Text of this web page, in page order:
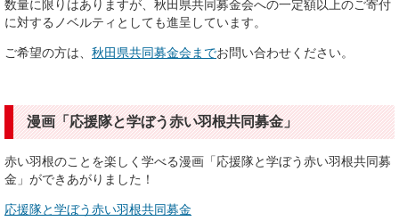
数量に限りはありますが、秋田県共同募金会への一定額以上のご寄付
に対するノベルティとしても進呈しています。
ご希望の方は、 秋田県共同募金会までお問い合わせください。
漫画「応援隊と学ぼう赤い羽根共同募金」
赤い羽根のことを楽しく学べる漫画「応援隊と学ぼう赤い羽根共同募
金」ができあがりました！
応援隊と学ぼう赤い羽根共同募金